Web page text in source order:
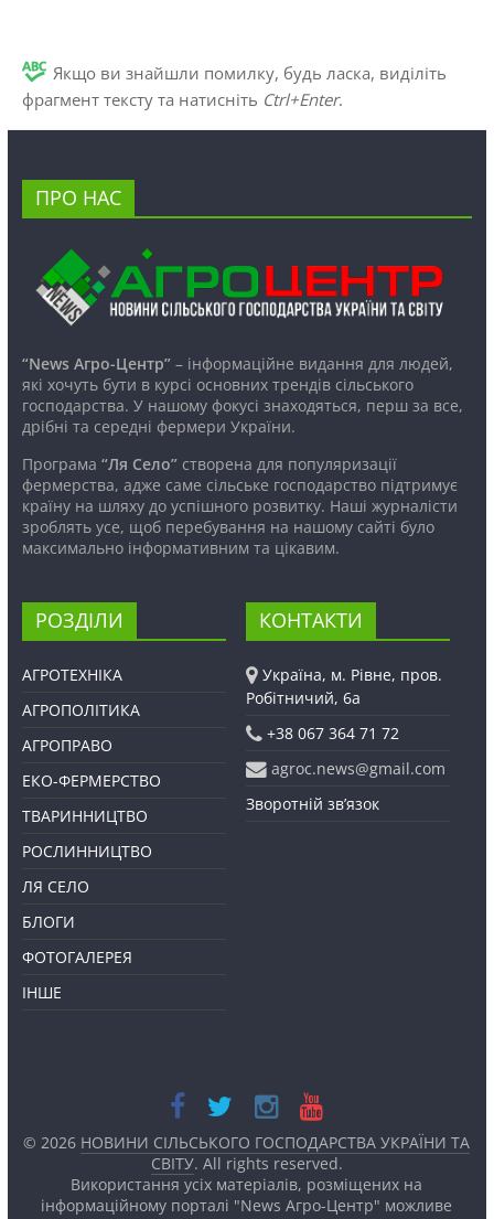
Якщо ви знайшли помилку, будь ласка, виділіть
фрагмент тексту та натисніть Ctrl+Enter.
ПРО НАС
“News Агро-Центр”– інформаційне видання для людей,
які хочуть бути в курсі основних трендів сільського
господарства. У нашому фокусі знаходяться, перш за все,
дрібні та середні фермери України.
Програма “Ля Село”створена для популяризації
фермерства, адже саме сільське господарство підтримує
країну на шляху до успішного розвитку. Наші журналісти
зроблять усе, щоб перебування на нашому сайті було
максимально інформативним та цікавим.
РОЗДІЛИ
АГРОТЕХНІКА
АГРОПОЛІТИКА
АГРОПРАВО
ЕКО-ФЕРМЕРСТВО
ТВАРИННИЦТВО
РОСЛИННИЦТВО
ЛЯ СЕЛО
БЛОГИ
ФОТОГАЛЕРЕЯ
ІНШЕ
КОНТАКТИ
Україна, м. Рівне, пров.
Робітничий, 6а
+38 067 364 71 72
agroc.news@gmail.com
Зворотній зв’язок
© 2026 НОВИНИ СІЛЬСЬКОГО ГОСПОДАРСТВА УКРАЇНИ ТА
СВІТУ. All rights reserved.
Використання усіх матеріалів, розміщених на
інформаційному порталі "News Агро-Центр" можливе